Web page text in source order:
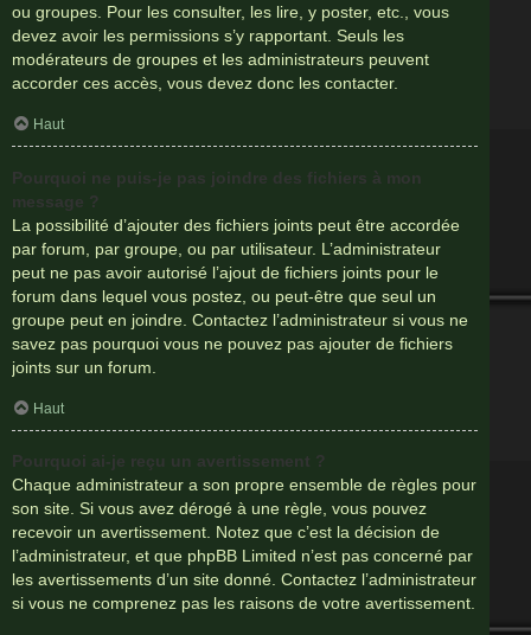
ou groupes. Pour les consulter, les lire, y poster, etc., vous
devez avoir les permissions s’y rapportant. Seuls les
modérateurs de groupes et les administrateurs peuvent
accorder ces accès, vous devez donc les contacter.
Haut
Pourquoi ne puis-je pas joindre des fichiers à mon
message ?
La possibilité d’ajouter des fichiers joints peut être accordée
par forum, par groupe, ou par utilisateur. L’administrateur
peut ne pas avoir autorisé l’ajout de fichiers joints pour le
forum dans lequel vous postez, ou peut-être que seul un
groupe peut en joindre. Contactez l’administrateur si vous ne
savez pas pourquoi vous ne pouvez pas ajouter de fichiers
joints sur un forum.
Haut
Pourquoi ai-je reçu un avertissement ?
Chaque administrateur a son propre ensemble de règles pour
son site. Si vous avez dérogé à une règle, vous pouvez
recevoir un avertissement. Notez que c’est la décision de
l’administrateur, et que phpBB Limited n’est pas concerné par
les avertissements d’un site donné. Contactez l’administrateur
si vous ne comprenez pas les raisons de votre avertissement.